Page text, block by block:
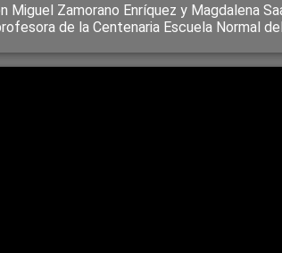
Zamorano Enríquez y Magdalena
de la Centenaria Escuela Normal